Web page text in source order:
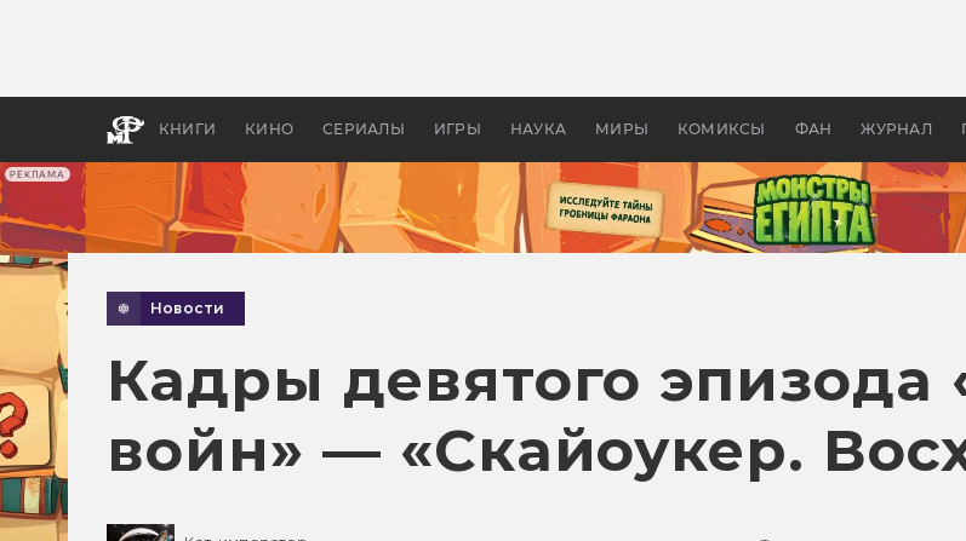
РЕКЛАМА
КНИГИ КИНО СЕРИАЛЫ ИГРЫ НАУКА МИРЫ КОМИКСЫ ФАН ЖУРНАЛ
апокалипсис, в России —
бы
Новости
Кадры девятого эпизода
войн» — «Скайоукер.